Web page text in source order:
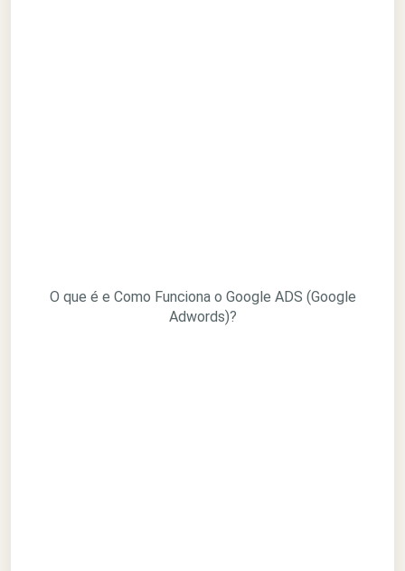
O que é e Como Funciona o Google ADS (Google
Adwords)?